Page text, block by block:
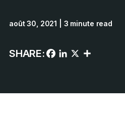
août 30, 2021 | 3 minute read
SHARE: